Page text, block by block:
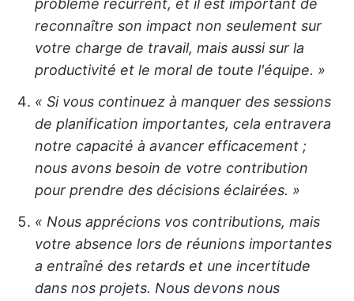
problème récurrent, et il est important de
reconnaître son impact non seulement sur
votre charge de travail, mais aussi sur la
productivité et le moral de toute l'équipe. »
« Si vous continuez à manquer des sessions
de planification importantes, cela entravera
notre capacité à avancer efficacement ;
nous avons besoin de votre contribution
pour prendre des décisions éclairées. »
« Nous apprécions vos contributions, mais
votre absence lors de réunions importantes
a entraîné des retards et une incertitude
dans nos projets. Nous devons nous